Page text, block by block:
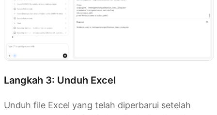
Langkah 3: Unduh Excel
Unduh file Excel yang telah diperbarui setelah